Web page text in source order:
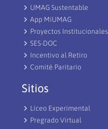
UMAG Sustentable
App MiUMAG
Proyectos Institucionales
SES-DOC
Incentivo al Retiro
Comité Paritario
Sitios
Liceo Experimental
Pregrado Virtual